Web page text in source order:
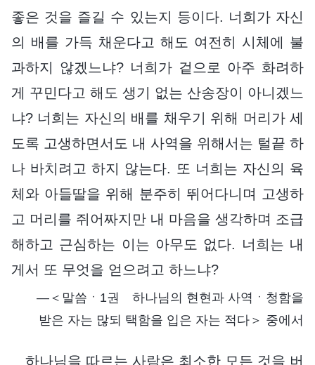
좋은 것을 즐길 수 있는지 등이다. 너희가 자신
의 배를 가득 채운다고 해도 여전히 시체에 불
과하지 않겠느냐? 너희가 겉으로 아주 화려하
게 꾸민다고 해도 생기 없는 산송장이 아니겠느
냐? 너희는 자신의 배를 채우기 위해 머리가 세
도록 고생하면서도 내 사역을 위해서는 털끝 하
나 바치려고 하지 않는다. 또 너희는 자신의 육
체와 아들딸을 위해 분주히 뛰어다니며 고생하
고 머리를 쥐어짜지만 내 마음을 생각하며 조급
해하고 근심하는 이는 아무도 없다. 너희는 내
게서 또 무엇을 얻으려고 하느냐?
―＜말씀ㆍ1권 하나님의 현현과 사역ㆍ청함을
받은 자는 많되 택함을 입은 자는 적다＞ 중에서
하나님을 따르는 사람은 최소한 모든 것을 버